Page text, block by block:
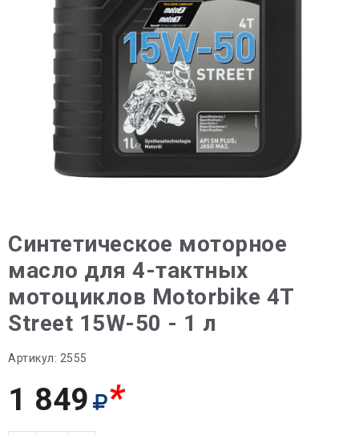
Синтетическое моторное
масло для 4-тактных
мотоциклов Motorbike 4T
Street 15W-50 - 1 л
Артикул: 2555
1 849 *